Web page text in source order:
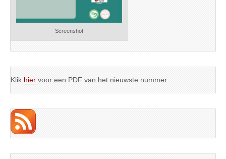
Screenshot
Klik hier voor een PDF van het nieuwste nummer